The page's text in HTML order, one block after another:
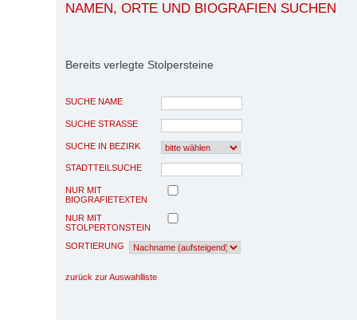
NAMEN, ORTE UND BIOGRAFIEN SUCHEN
Bereits verlegte Stolpersteine
SUCHE NAME
SUCHE STRASSE
SUCHE IN BEZIRK
STADTTEILSUCHE
NUR MIT
BIOGRAFIETEXTEN
NUR MIT
STOLPERTONSTEIN
SORTIERUNG
zurück zur Auswahlliste